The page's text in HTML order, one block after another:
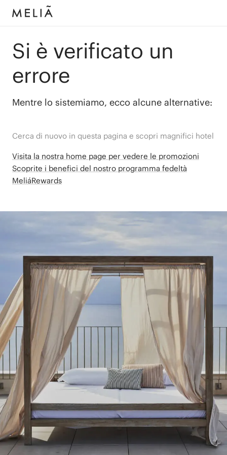
Si è verificato un
errore
Mentre lo sistemiamo, ecco alcune alternative:
Cerca di nuovo in questa pagina e scopri magnifici hotel
Visita la nostra home page per vedere le promozioni
Scoprite i benefici del nostro programma fedeltà
MeliáRewards